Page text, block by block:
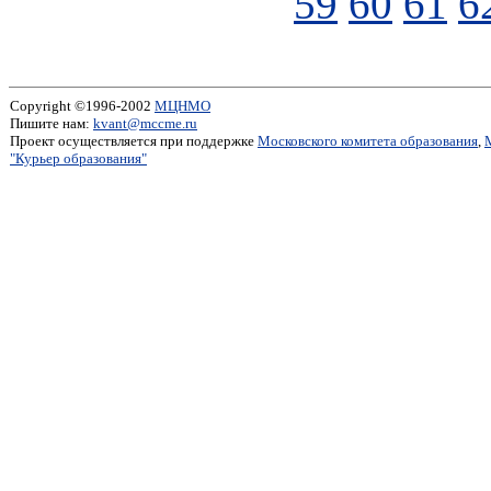
Copyright ©1996-2002 МЦНМО
Пишите нам: kvant@mccme.ru
Проект осуществляется при поддержке Московского комитета образования,
"Курьер образования"